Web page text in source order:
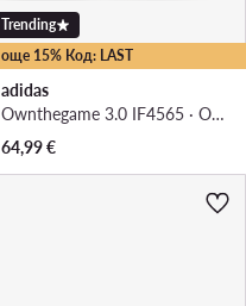
още 15% Код: LAST
Trending
adidas
Ownthegame 3.0 IF4565 · Обувки за баскетбол
64,99€